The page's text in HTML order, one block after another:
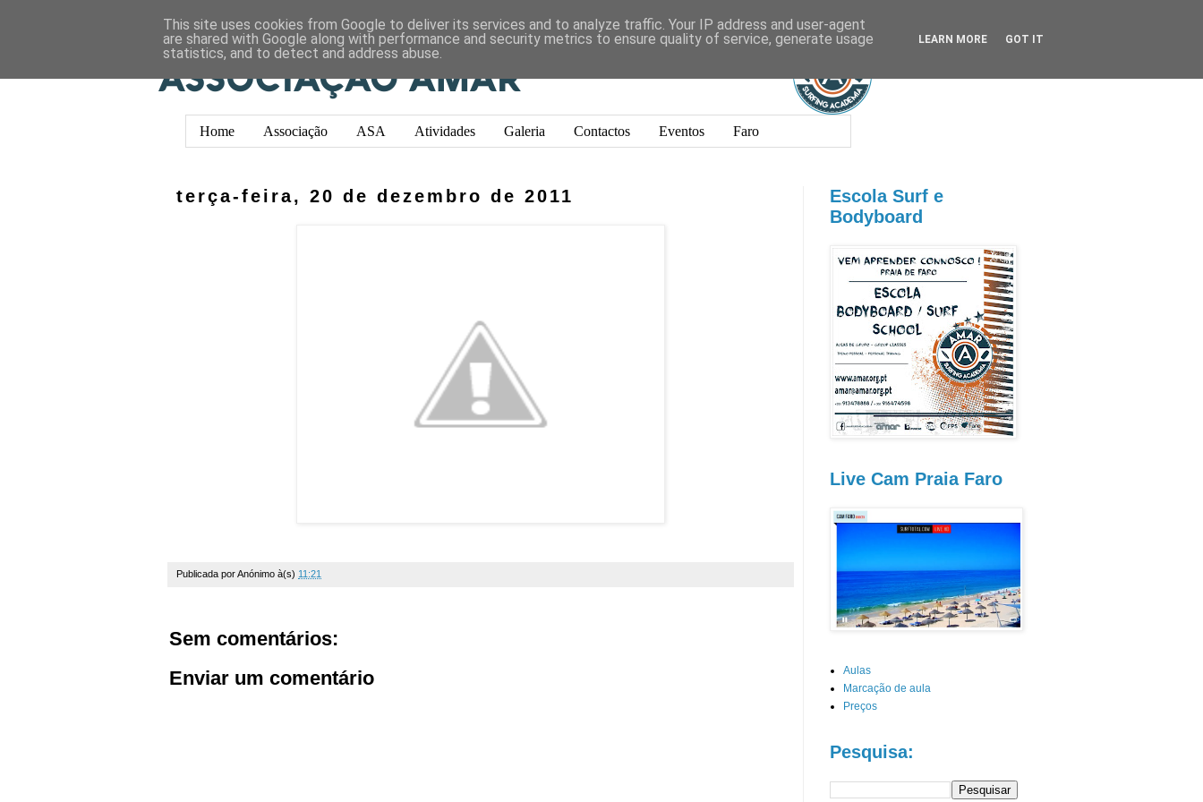
Home Associação ASA Atividades Galeria Contactos Eventos Faro
terça-feira, 20 de dezembro de 2011
Publicada porAnónimo à(s) 11:21
Sem comentários:
Enviar um comentário
Escola Surf e
Bodyboard
Live Cam Praia Faro
Aulas
Marcação de aula
Preços
Pesquisa:
This site uses cookies from Google to deliver its services and to analyze traffic. Your IP address and user-agent
are shared with Google along with performance and security metrics to ensure quality of service, generate usage
statistics, and to detect and address abuse.
LEARN MORE GOT IT